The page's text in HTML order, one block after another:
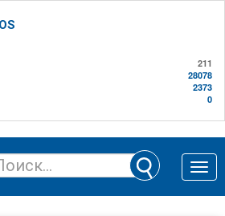
211
28078
2373
0
Toggle